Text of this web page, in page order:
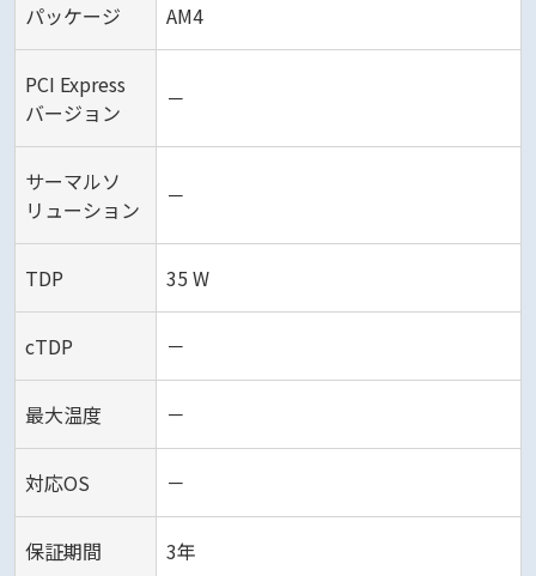
パッケージ AM4
PCI Express
バージョン
－
サーマルソ
リューション
－
TDP 35 W
cTDP －
最大温度 －
対応OS －
保証期間 3年